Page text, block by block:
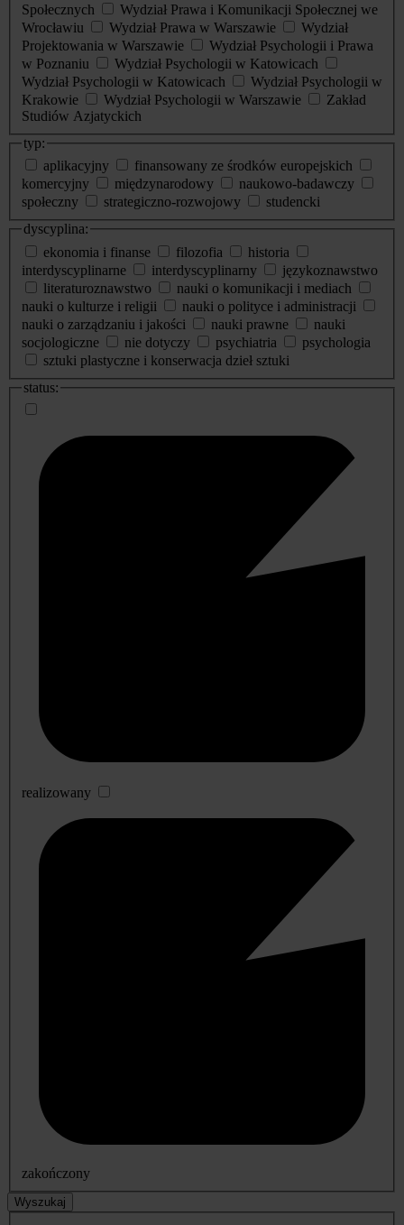
Społecznych
Wydział Prawa i Komunikacji Społecznej we
Wrocławiu
Wydział Prawa w Warszawie
Wydział
Projektowania w Warszawie
Wydział Psychologii i Prawa
w Poznaniu
Wydział Psychologii w Katowicach
Wydział Psychologii w Katowicach
Wydział Psychologii w
Krakowie
Wydział Psychologii w Warszawie
Zakład
Studiów Azjatyckich
typ:
aplikacyjny
finansowany ze środków europejskich
komercyjny
międzynarodowy
naukowo-badawczy
społeczny
strategiczno-rozwojowy
studencki
dyscyplina:
ekonomia i finanse
filozofia
historia
interdyscyplinarne
interdyscyplinarny
językoznawstwo
literaturoznawstwo
nauki o komunikacji i mediach
nauki o kulturze i religii
nauki o polityce i administracji
nauki o zarządzaniu i jakości
nauki prawne
nauki
socjologiczne
nie dotyczy psychiatria
psychologia
sztuki plastyczne i konserwacja dzieł sztuki
status:
realizowany
zakończony
Wyszukaj